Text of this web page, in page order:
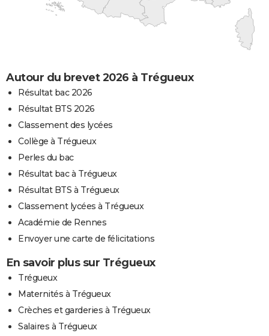
Autour du brevet 2026 à Trégueux
Résultat bac 2026
Résultat BTS 2026
Classement des lycées
Collège à Trégueux
Perles du bac
Résultat bac à Trégueux
Résultat BTS à Trégueux
Classement lycées à Trégueux
Académie de Rennes
Envoyer une carte de félicitations
En savoir plus sur Trégueux
Trégueux
Maternités à Trégueux
Crèches et garderies à Trégueux
Salaires à Trégueux